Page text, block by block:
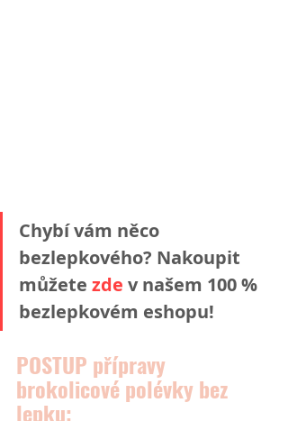
Chybí vám něco
bezlepkového? Nakoupit
můžete zde v našem 100 %
bezlepkovém eshopu!
POSTUP přípravy
brokolicové polévky bez
lepku: